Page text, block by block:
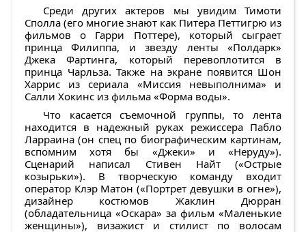
Среди других актеров мы увидим Тимоти
Сполла (его многие знают как Питера Петтигрю из
фильмов о Гарри Поттере), который сыграет
принца Филиппа, и звезду ленты «Полдарк»
Джека Фартинга, который перевоплотится в
принца Чарльза. Также на экране появится Шон
Харрис из сериала «Миссия невыполнима» и
Салли Хокинс из фильма «Форма воды».
Что касается съемочной группы, то лента
находится в надежный руках режиссера Пабло
Ларраина (он спец по биографическим картинам,
вспомним хотя бы «Джеки» и «Неруду»).
Сценарий написал Стивен Найт («Острые
козырьки»). В творческую команду входит
оператор Клэр Матон («Портрет девушки в огне»),
дизайнер костюмов Жаклин Дюрран
(обладательница «Оскара» за фильм «Маленькие
женщины»), визажист и стилист по волосам